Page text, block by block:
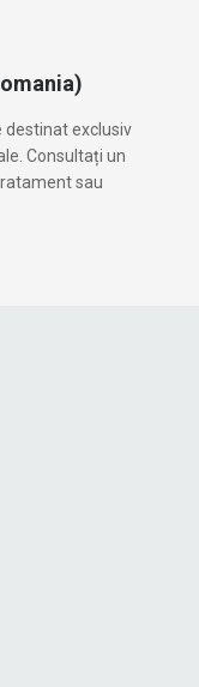
destinat exclusiv
Consultați un
sau